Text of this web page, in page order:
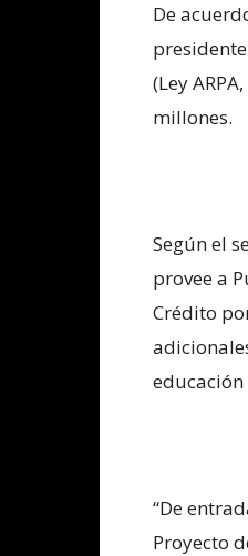
De
(Ley
millones.
Según el
provee a
Crédito
“De
Proyecto